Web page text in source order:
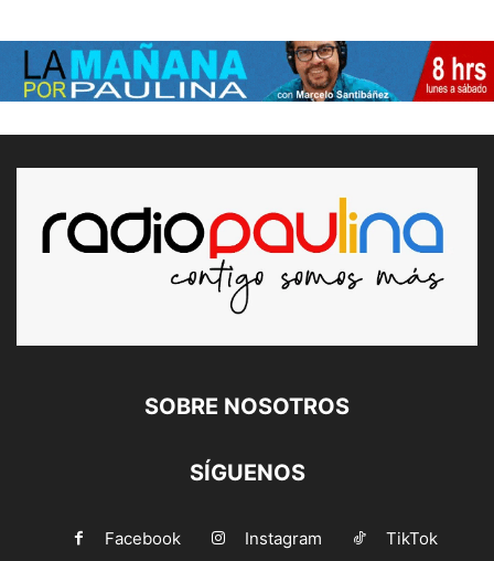
SOBRE NOSOTROS
SÍGUENOS
Facebook Instagram TikTok